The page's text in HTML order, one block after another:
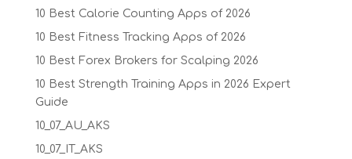
10 Best Calorie Counting Apps of 2026
10 Best Fitness Tracking Apps of 2026
10 Best Forex Brokers for Scalping 2026
10 Best Strength Training Apps in 2026 Expert
Guide
10_07_AU_AKS
10_07_IT_AKS